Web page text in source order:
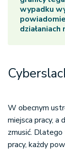
wypadku
W obecnym
miejsca pracy, a
zmusić. Dlatego
pracy, każdy